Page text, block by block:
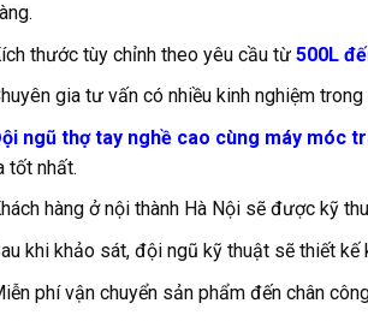
thước tùy chỉnh theo yêu cầu từ500L
gia tư vấn có nhiều kinh nghiệm
ngũ thợ tay nghề cao cùng máy móc
tốt nhất.
hàng ở nội thành Hà Nội sẽ được kỹ
khi khảo sát, đội ngũ kỹ thuật sẽ thiết
phí vận chuyển sản phẩm đến chân